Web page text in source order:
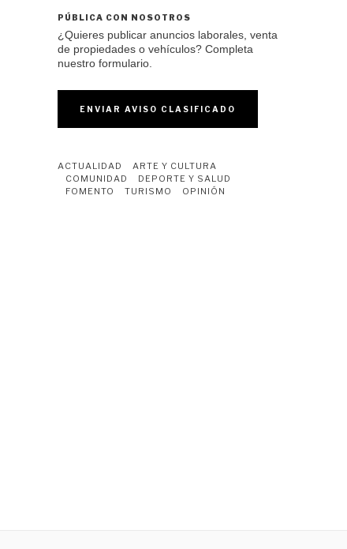
PÚBLICA CON NOSOTROS
¿Quieres publicar anuncios laborales, venta
de propiedades o vehículos? Completa
nuestro formulario.
ENVIAR AVISO CLASIFICADO
ACTUALIDAD
ARTE Y CULTURA
COMUNIDAD
DEPORTE Y SALUD
FOMENTO
TURISMO OPINIÓN